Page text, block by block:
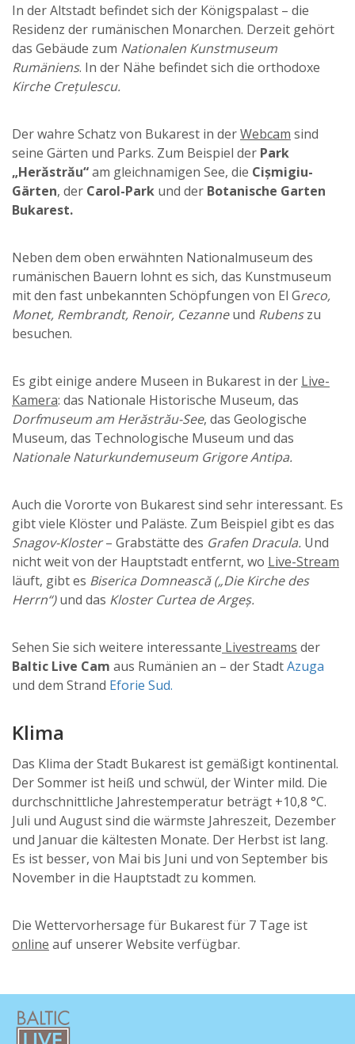
In der Altstadt befindet sich der Königspalast – die
Residenz der rumänischen Monarchen. Derzeit gehört
das Gebäude zum Nationalen Kunstmuseum
Rumäniens. In der Nähe befindet sich die orthodoxe
Kirche Crețulescu.
Der wahre Schatz von Bukarest in derWebcam sind
seine Gärten und Parks. Zum Beispiel der Park
„Herăstrău“am gleichnamigen See, die Cișmigiu-
Gärten, der Carol-Park und der Botanische Garten
Bukarest.
Neben dem oben erwähnten Nationalmuseum des
rumänischen Bauern lohnt es sich, das Kunstmuseum
mit den fast unbekannten Schöpfungen von El Greco,
Monet, Rembrandt, Renoir, Cezanneund Rubenszu
besuchen.
Es gibt einige andere Museen in Bukarest in der Live-
Kamera: das Nationale Historische Museum, das
Dorfmuseum am Herăstrău-See, das Geologische
Museum, das Technologische Museum und das
Nationale Naturkundemuseum Grigore Antipa.
Auch die Vororte von Bukarest sind sehr interessant. Es
gibt viele Klöster und Paläste. Zum Beispiel gibt es das
Snagov-Kloster– Grabstätte des Grafen Dracula. Und
nicht weit von der Hauptstadt entfernt, wo Live-Stream
läuft, gibt es Biserica Domnească („Die Kirche des
Herrn“)und das Kloster Curtea de Argeș.
Sehen Sie sich weitere interessante Livestreams der
Baltic Live Cam aus Rumänien an – der StadtAzuga
und dem Strand Eforie Sud.
Klima
Das Klima der Stadt Bukarest ist gemäßigt kontinental.
Der Sommer ist heiß und schwül, der Winter mild. Die
durchschnittliche Jahrestemperatur beträgt +10,8 °C.
Juli und August sind die wärmste Jahreszeit, Dezember
und Januar die kältesten Monate. Der Herbst ist lang.
Es ist besser, von Mai bis Juni und von September bis
November in die Hauptstadt zu kommen.
Die Wettervorhersage für Bukarest für 7 Tage ist
online auf unserer Website verfügbar.